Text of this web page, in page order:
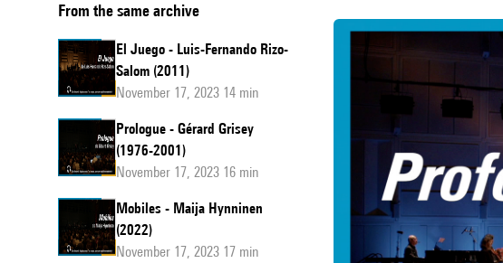
From the same archive
El Juego - Luis-Fernando Rizo-
Salom (2011)
November 17, 2023 14 min
Prologue - Gérard Grisey
(1976-2001)
November 17, 2023 16 min
Mobiles - Maija Hynninen
(2022)
November 17, 2023 17 min